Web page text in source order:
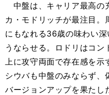
中盤は、キャリア最高の
カ・モドリッチが最注目。
にもなれる36歳の味わい
うならせる。ロドリはコ
上に攻守両面で存在感を示
シウバも中盤のみならず
バージョンアップを果たし